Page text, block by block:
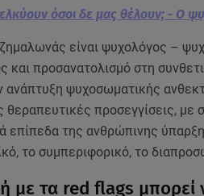
ελκύουν όσοι δε μας θέλουν; - Ο
είναι ψυχολόγος –
και προσανατολισμό στη
ανάπτυξη ψυχοσωματικής
θεραπευτικές προσεγγίσεις,
επίπεδα της ανθρώπινης
το συμπεριφορικό, το
με τα red flags μπορεί